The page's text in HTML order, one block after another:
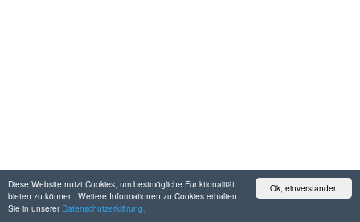
Ok, einverstanden
Diese Website nutzt Cookies, um bestmögliche Funktionalität
bieten zu können. Weitere Informationen zu Cookies erhalten
Sie in unserer Datenschutzerklärung.